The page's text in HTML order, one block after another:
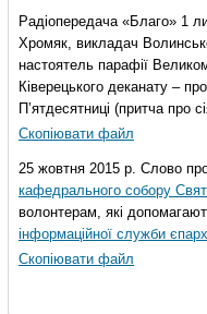
Радіопередача «Благо» 1
Хромяк, викладач
настоятель парафії
Ківерецького деканату –
П’ятдесятниці (притча про
Скопіювати файл
25 жовтня 2015 р. Слово
кафедрального собору
волонтерам, які
інформаційної служби
Скопіювати файл